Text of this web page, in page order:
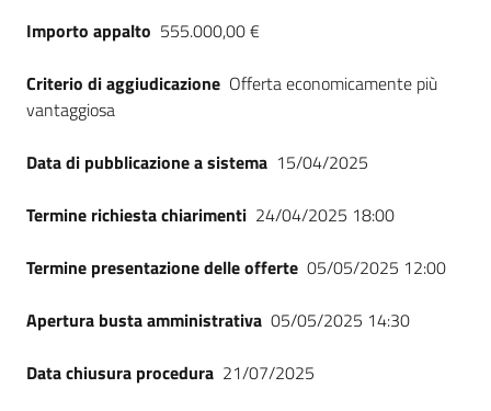
Seguici
su
Importo appalto 555.000,00 €
Criterio di aggiudicazione Offerta economicamente più
vantaggiosa
Data di pubblicazione a sistema 15/04/2025
Termine richiesta chiarimenti 24/04/2025 18:00
Termine presentazione delle offerte 05/05/2025 12:00
Apertura busta amministrativa 05/05/2025 14:30
Data chiusura procedura 21/07/2025